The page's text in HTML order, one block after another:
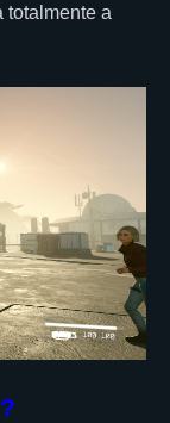
totalmente a